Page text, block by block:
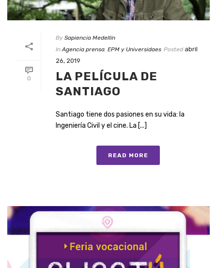
0
By Sapiencia Medellín
In Agencia prensa, EPM y Universidaes Posted abril
26, 2019
LA PELÍCULA DE
SANTIAGO
Santiago tiene dos pasiones en su vida: la
Ingeniería Civil y el cine. La [...]
READ MORE